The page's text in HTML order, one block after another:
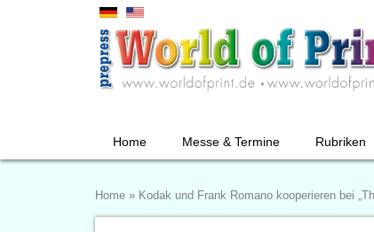
Home Messe & Termine Rubriken
Home » Kodak und Frank Romano kooperieren bei